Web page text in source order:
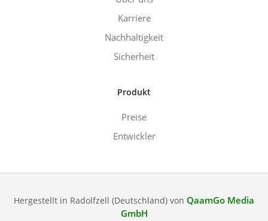
Karriere
Nachhaltigkeit
Sicherheit
Produkt
Preise
Entwickler
Hergestellt in Radolfzell (Deutschland) von QaamGo Media
GmbH